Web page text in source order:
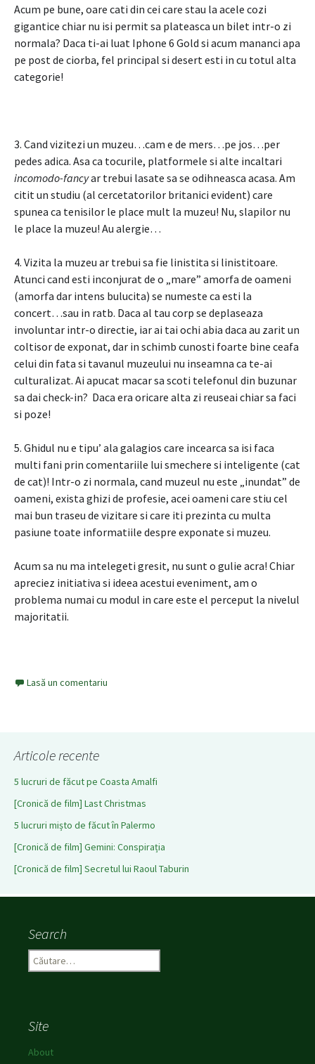
Acum pe bune, oare cati din cei care stau la acele cozi
gigantice chiar nu isi permit sa plateasca un bilet intr-o zi
normala? Daca ti-ai luat Iphone 6 Gold si acum mananci apa
pe post de ciorba, fel principal si desert esti in cu totul alta
categorie!
3. Cand vizitezi un muzeu…cam e de mers…pe jos…per
pedes adica. Asa ca tocurile, platformele si alte incaltari
incomodo-fancyar trebui lasate sa se odihneasca acasa. Am
citit un studiu (al cercetatorilor britanici evident) care
spunea ca tenisilor le place mult la muzeu! Nu, slapilor nu
le place la muzeu! Au alergie…
4. Vizita la muzeu ar trebui sa fie linistita si linistitoare.
Atunci cand esti inconjurat de o „mare” amorfa de oameni
(amorfa dar intens bulucita) se numeste ca esti la
concert…sau in ratb. Daca al tau corp se deplaseaza
involuntar intr-o directie, iar ai tai ochi abia daca au zarit un
coltisor de exponat, dar in schimb cunosti foarte bine ceafa
celui din fata si tavanul muzeului nu inseamna ca te-ai
culturalizat. Ai apucat macar sa scoti telefonul din buzunar
sa dai check-in? Daca era oricare alta zi reuseai chiar sa faci
si poze!
5. Ghidul nu e tipu’ ala galagios care incearca sa isi faca
multi fani prin comentariile lui smechere si inteligente (cat
de cat)! Intr-o zi normala, cand muzeul nu este „inundat” de
oameni, exista ghizi de profesie, acei oameni care stiu cel
mai bun traseu de vizitare si care iti prezinta cu multa
pasiune toate informatiile despre exponate si muzeu.
Acum sa nu ma intelegeti gresit, nu sunt o gulie acra! Chiar
apreciez initiativa si ideea acestui eveniment, am o
problema numai cu modul in care este el perceput la nivelul
majoritatii.
Lasă un comentariu
Articole recente
5 lucruri de făcut pe Coasta Amalfi
[Cronică de film] Last Christmas
5 lucruri mișto de făcut în Palermo
[Cronică de film] Gemini: Conspirația
[Cronică de film] Secretul lui Raoul Taburin
Search
a
d
p
Site
About